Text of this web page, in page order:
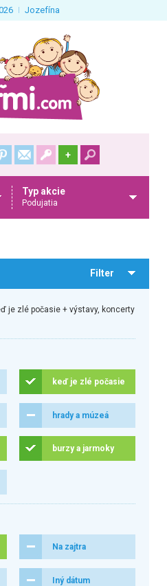
Jozefína
+
Typ akcie
Podujatia
Filter
je zlé počasie + výstavy, koncerty
keď je zlé počasie
hrady a múzeá
burzy a jarmoky
Na zajtra
Iný dátum